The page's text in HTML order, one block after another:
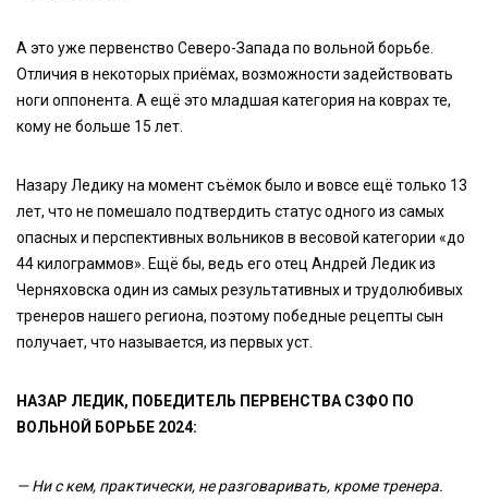
А это уже первенство Северо-Запада по вольной борьбе.
Отличия в некоторых приёмах, возможности задействовать
ноги оппонента. А ещё это младшая категория на коврах те,
кому не больше 15 лет.
Назару Ледику на момент съёмок было и вовсе ещё только 13
лет, что не помешало подтвердить статус одного из самых
опасных и перспективных вольников в весовой категории «до
44 килограммов». Ещё бы, ведь его отец Андрей Ледик из
Черняховска один из самых результативных и трудолюбивых
тренеров нашего региона, поэтому победные рецепты сын
получает, что называется, из первых уст.
НАЗАР ЛЕДИК, ПОБЕДИТЕЛЬ ПЕРВЕНСТВА СЗФО ПО
ВОЛЬНОЙ БОРЬБЕ 2024:
— Ни с кем, практически, не разговаривать, кроме тренера.